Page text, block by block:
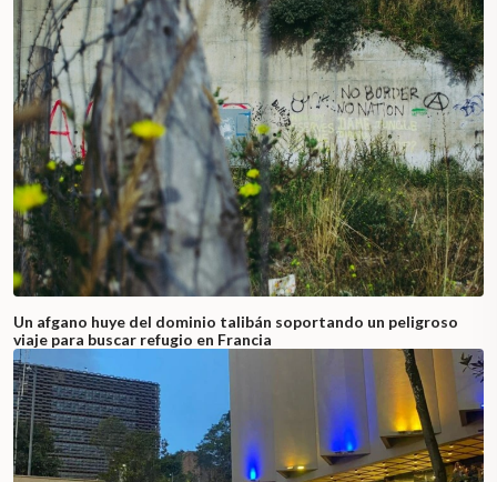
Un afgano huye del dominio talibán soportando un peligroso
viaje para buscar refugio en Francia